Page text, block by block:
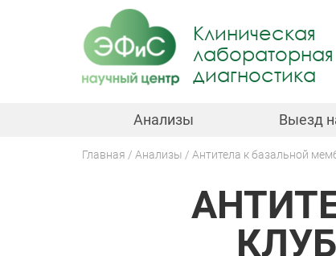
Клиническая
лабораторная
диагностика
Анализы Выезд
Главная Анализы Антитела к базальной